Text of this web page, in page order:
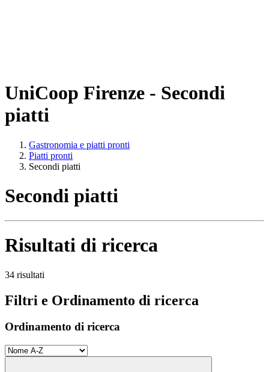
UniCoop Firenze - Secondi
piatti
Gastronomia e piatti pronti
Piatti pronti
Secondi piatti
Secondi piatti
Risultati di ricerca
34 risultati
Filtri e Ordinamento di ricerca
Ordinamento di ricerca